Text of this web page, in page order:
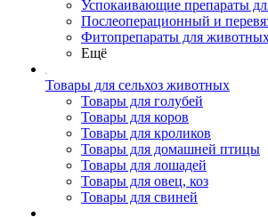
Успокаивающие препараты
Послеоперационный и
Фитопрепараты для
Ещё
Товары для сельхоз животных
Товары для голубей
Товары для коров
Товары для кроликов
Товары для домашней птицы
Товары для лошадей
Товары для овец, коз
Товары для свиней